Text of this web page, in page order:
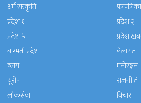
धर्म संस्कृति
पत्रपत्रिका
प्रदेश १
प्रदेश २
प्रदेश ५
प्रदेश
बाग्मती प्रदेश
बेलायत
ब्लग
मनाेरञ्जन
यूरोप
राजनीति
लोकसेवा
विचार